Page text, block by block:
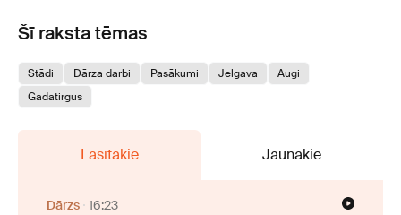
Šī raksta tēmas
Stādi Dārza darbi Pasākumi Jelgava
Augi
Gadatirgus
Lasītākie Jaunākie
Dārzs 16:23